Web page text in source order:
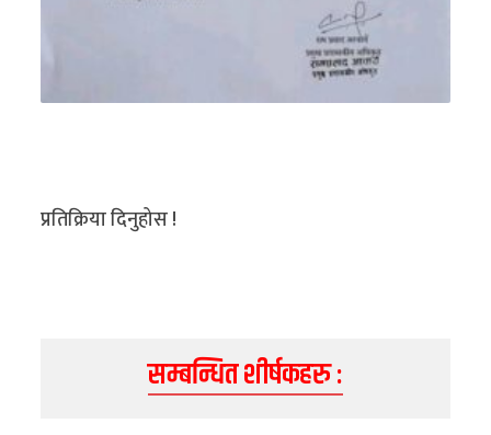
प्रतिक्रिया दिनुहोस !
सम्बन्धित शीर्षकहरु :